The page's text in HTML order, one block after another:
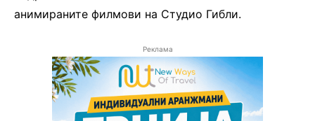
анимираните филмови на Студио Гибли.
Реклама